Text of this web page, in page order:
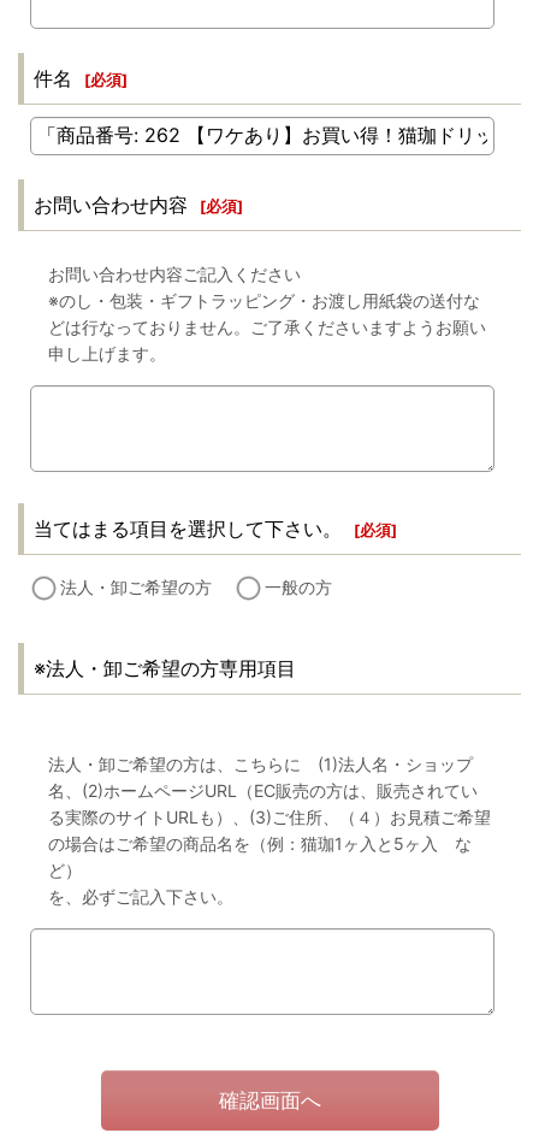
件名 [必須]
お問い合わせ内容 [必須]
お問い合わせ内容ご記入ください
※のし・包装・ギフトラッピング・お渡し用紙袋の送付な
どは行なっておりません。ご了承くださいますようお願い
申し上げます。
当てはまる項目を選択して下さい。 [必須]
法人・卸ご希望の方 一般の方
※法人・卸ご希望の方専用項目
法人・卸ご希望の方は、こちらに (1)法人名・ショップ
名、(2)ホームページURL（EC販売の方は、販売されてい
る実際のサイトURLも）、(3)ご住所、（４）お見積ご希望
の場合はご希望の商品名を（例：猫珈1ヶ入と5ヶ入 な
ど）
を、必ずご記入下さい。
確認画面へ